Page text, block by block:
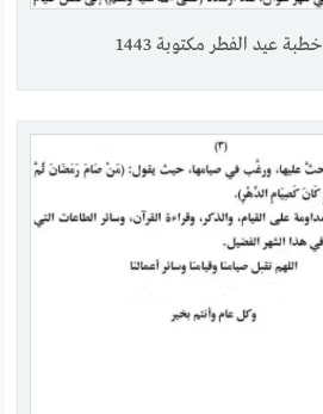
خطبة عيد الفطر مكتوبة 1443